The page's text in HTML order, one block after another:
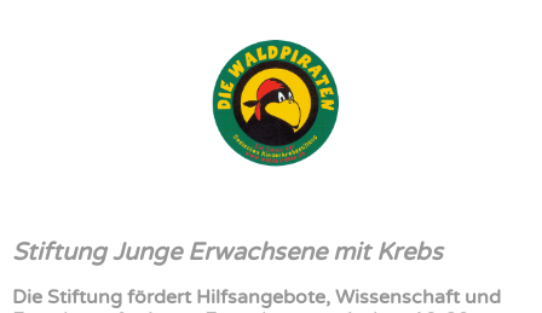
Stiftung Junge Erwachsene mit Krebs
Die Stiftung fördert Hilfsangebote, Wissenschaft und